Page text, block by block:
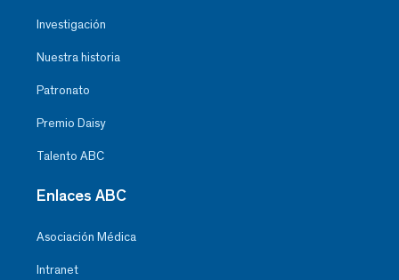
Investigación
Nuestra historia
Patronato
Premio Daisy
Talento ABC
Enlaces ABC
Asociación Médica
Intranet